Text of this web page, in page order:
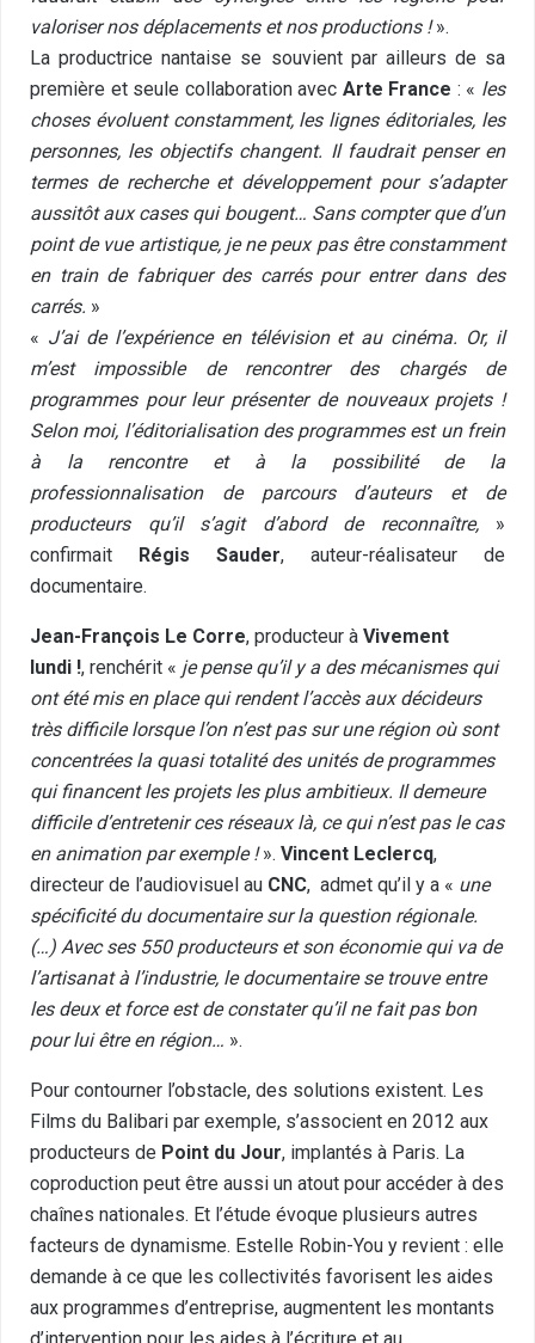
valoriser nos déplacements et nos productions !».
La productrice nantaise se souvient par ailleurs de sa
première et seule collaboration avec Arte France : « les
choses évoluent constamment, les lignes éditoriales, les
personnes, les objectifs changent. Il faudrait penser en
termes de recherche et développement pour s’adapter
aussitôt aux cases qui bougent… Sans compter que d’un
point de vue artistique, je ne peux pas être constamment
en train de fabriquer des carrés pour entrer dans des
carrés. »
« J’ai de l’expérience en télévision et au cinéma. Or, il
m’est impossible de rencontrer des chargés de
programmes pour leur présenter de nouveaux projets !
Selon moi, l’éditorialisation des programmes est un frein
à la rencontre et à la possibilité de la
professionnalisation de parcours d’auteurs et de
producteurs qu’il s’agit d’abord de reconnaître,»
confirmait Régis Sauder, auteur-réalisateur de
documentaire.
Jean-François Le Corre, producteur à Vivement
lundi !, renchérit « je pense qu’il y a des mécanismes qui
ont été mis en place qui rendent l’accès aux décideurs
très difficile lorsque l’on n’est pas sur une région où sont
concentrées la quasi totalité des unités de programmes
qui financent les projets les plus ambitieux. Il demeure
difficile d’entretenir ces réseaux là, ce qui n’est pas le cas
en animation par exemple !». Vincent Leclercq,
directeur de l’audiovisuel au CNC, admet qu’il y a « une
spécificité du documentaire sur la question régionale.
(…) Avec ses 550 producteurs et son économie qui va de
l’artisanat à l’industrie, le documentaire se trouve entre
les deux et force est de constater qu’il ne fait pas bon
pour lui être en région… ».
Pour contourner l’obstacle, des solutions existent. Les
Films du Balibari par exemple, s’associent en 2012 aux
producteurs de Point du Jour, implantés à Paris. La
coproduction peut être aussi un atout pour accéder à des
chaînes nationales. Et l’étude évoque plusieurs autres
facteurs de dynamisme. Estelle Robin-You y revient : elle
demande à ce que les collectivités favorisent les aides
aux programmes d’entreprise, augmentent les montants